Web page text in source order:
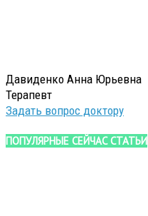
Давиденко Анна Юрьевна
Терапевт
Задать вопрос доктору
ПОПУЛЯРНЫЕ СЕЙЧАС СТАТЬИ